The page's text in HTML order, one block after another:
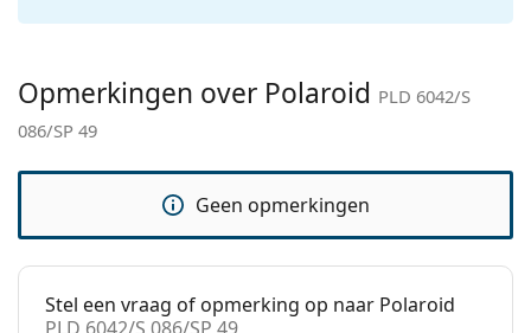
Functie:
Fashion
Code:
Voorschrift
Ja
Opmerkingen over Polaroid PLD 6042/S
086/SP 49
Geen opmerkingen
Stel een vraag of opmerking op naar Polaroid